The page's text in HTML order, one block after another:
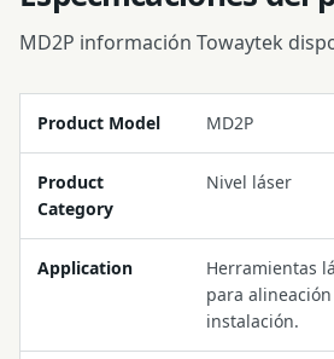
MD2P información Towaytek
Product Model MD2P
Product
Category
Nivel láser
Application
Herramientas
para
instalación.